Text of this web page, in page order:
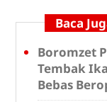
Baca
Boromzet
Tembak
Bebas